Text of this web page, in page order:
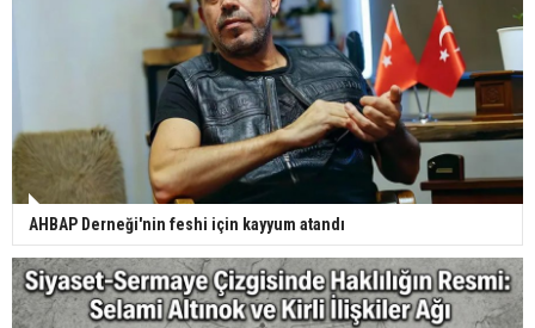
AHBAP Derneği'nin feshi için kayyum atandı